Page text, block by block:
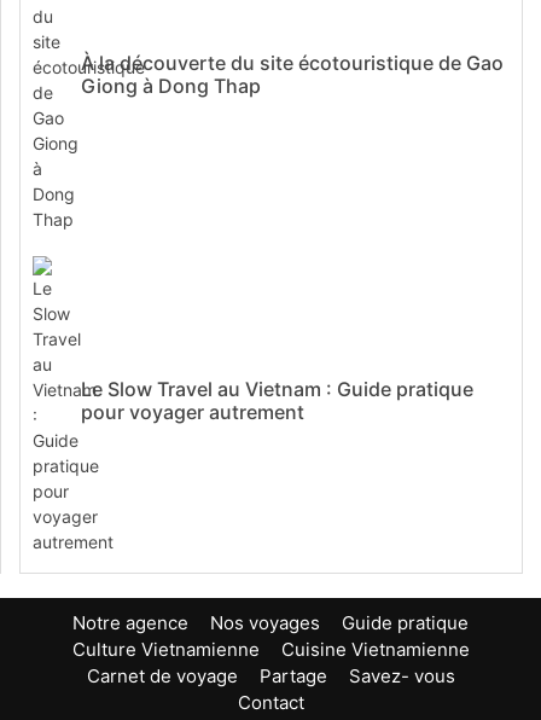
À la découverte du site écotouristique de Gao
Giong à Dong Thap
Le Slow Travel au Vietnam : Guide pratique
pour voyager autrement
Notre agence Nos voyages
Guide pratique
Culture Vietnamienne
Cuisine Vietnamienne
Carnet de voyage
Partage
Savez- vous
Contact